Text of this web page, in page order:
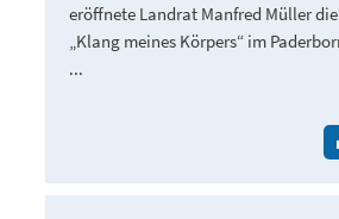
eröffnete Landrat Manfred Müller
„Klang meines Körpers“ im
...